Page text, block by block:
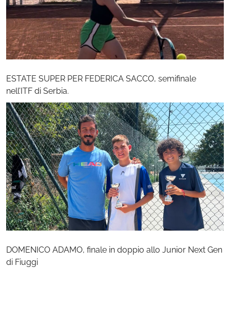
ESTATE SUPER PER FEDERICA SACCO, semifinale
nell’ITF di Serbia.
DOMENICO ADAMO, finale in doppio allo Junior Next Gen
di Fiuggi